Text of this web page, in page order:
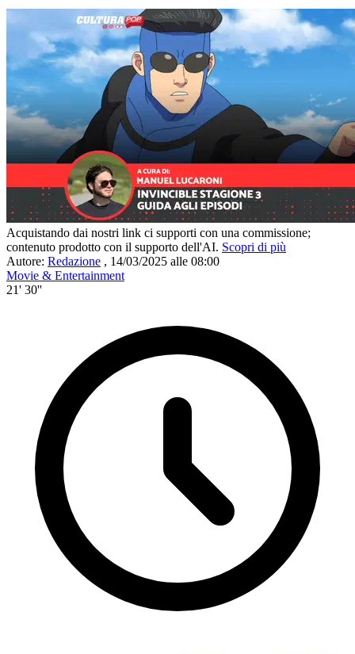
Acquistando dai nostri link ci supporti con una commissione;
contenuto prodotto con il supporto dell'AI. Scopri di più
Autore: Redazione , 14/03/2025 alle 08:00
Movie & Entertainment
21' 30''